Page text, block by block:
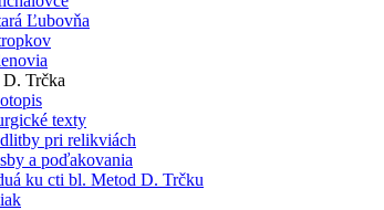
Ľubovňa
Trčka
texty
pri relikviách
a poďakovania
ku cti bl. Metod D. Trčku